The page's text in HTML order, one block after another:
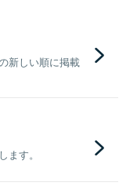
新しい順に掲載
す。